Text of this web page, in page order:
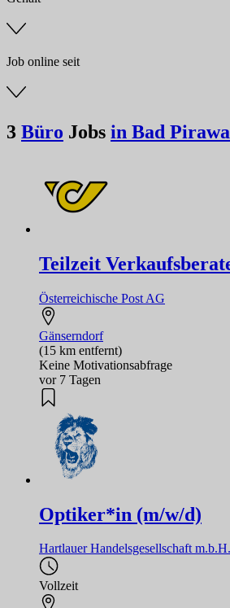
Job online seit
3 Büro Jobs in Bad
Teilzeit
Österreichische Post AG
Gänserndorf
(15 km entfernt)
Keine Motivationsabfrage
vor 7 Tagen
Optiker*in (m/w/d)
Hartlauer Handelsgesellschaft m.b.H.
Vollzeit